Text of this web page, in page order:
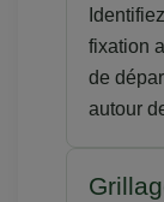
fixation
de
autour